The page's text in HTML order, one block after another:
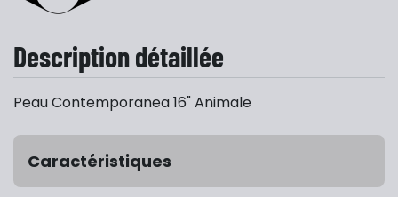
Description détaillée
Peau Contemporanea 16" Animale
Caractéristiques